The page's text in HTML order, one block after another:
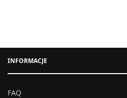
INFORMACJE
FAQ